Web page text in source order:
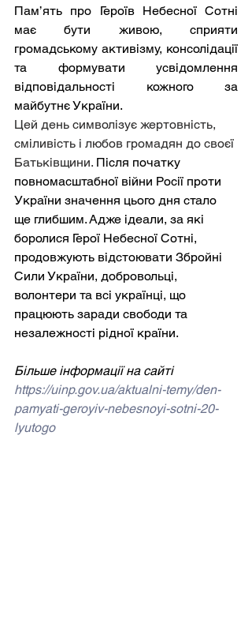
Пам’ять про Героїв Небесної Сотні
має бути живою, сприяти
громадському активізму, консолідації
та формувати усвідомлення
відповідальності кожного за
майбутнє України.
Цей день символізує жертовність,
сміливість і любов громадян до своєї
Батьківщини. Після початку
повномасштабної війни Росії проти
України значення цього дня стало
ще глибшим. Адже ідеали, за які
боролися Герої Небесної Сотні,
продовжують відстоювати Збройні
Сили України, добровольці,
волонтери та всі українці, що
працюють заради свободи та
незалежності рідної країни.
Більше інформації на сайті
https://uinp.gov.ua/aktualni-temy/den-
pamyati-geroyiv-nebesnoyi-sotni-20-
lyutogo